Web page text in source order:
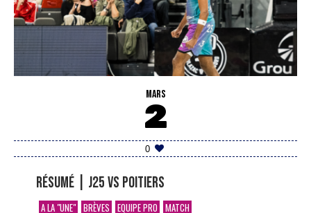
MARS
2
0
Résumé | J25 vs Poitiers
A LA "UNE" BRÈVES EQUIPE PRO MATCH